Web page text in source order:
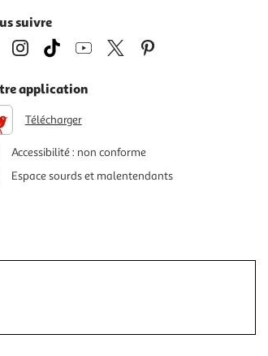
suivre
application
Télécharger
Accessibilité : non conforme
Espace sourds et malentendants